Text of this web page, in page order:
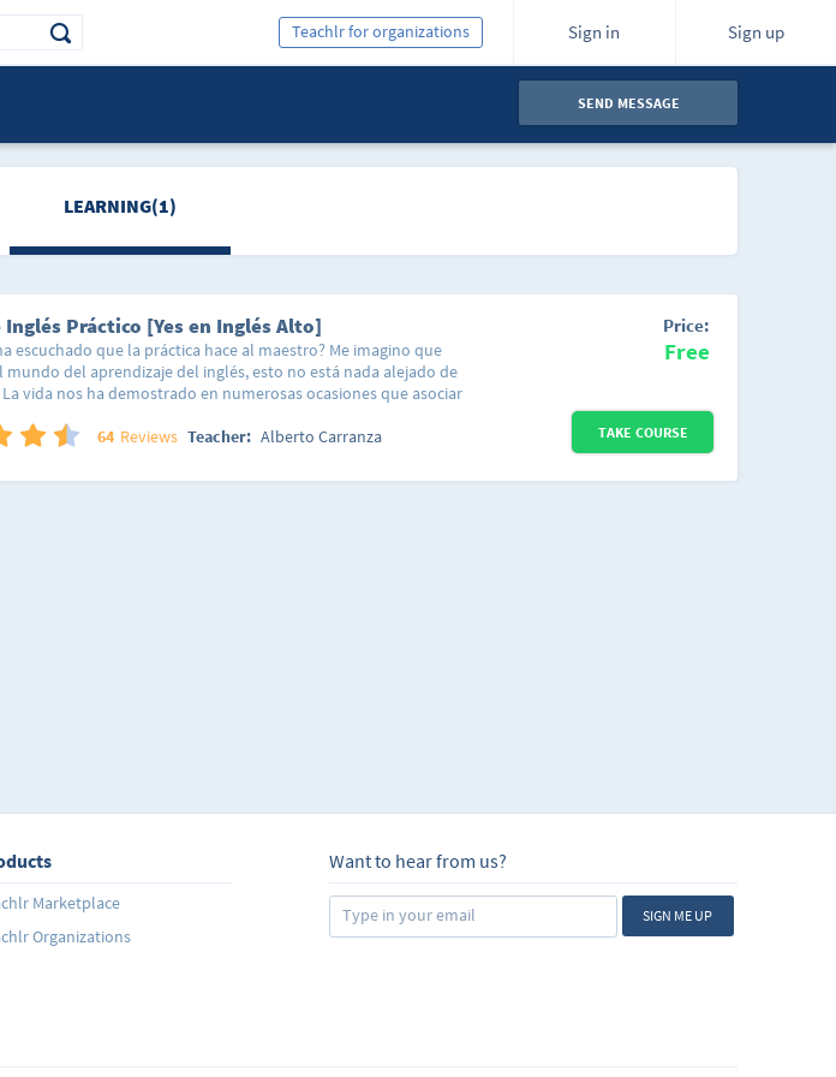
Sign in Sign up
Teachlr for organizations
SEND MESSAGE
LEARNING(1)
Inglés Práctico [Yes en Inglés Alto]
escuchado que la práctica hace al maestro? Me imagino que
mundo del aprendizaje del inglés, esto no está nada alejado de
vida nos ha demostrado en numerosas ocasiones que asociar
forma de retener información a futuro. ¿Y por qué te
el salto a las situaciones prácticas y circunstancias de la vida
64 Reviews Teacher: Alberto Carranza
Price:
Free
TAKE COURSE
Marketplace
Organizations
Want to hear from us?
SIGN ME UP